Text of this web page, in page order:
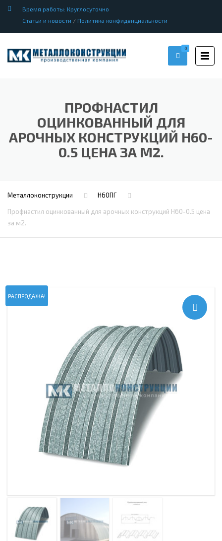
Время работы: Круглосуточно
Статьи и новости / Политика конфиденциальности
0
ПРОФНАСТИЛ
ОЦИНКОВАННЫЙ ДЛЯ
АРОЧНЫХ КОНСТРУКЦИЙ Н60-
0.5 ЦЕНА ЗА М2.
Металлоконструкции Н60ПГ
Профнастил оцинкованный для арочных конструкций Н60-0.5 цена
за м2.
РАСПРОДАЖА!